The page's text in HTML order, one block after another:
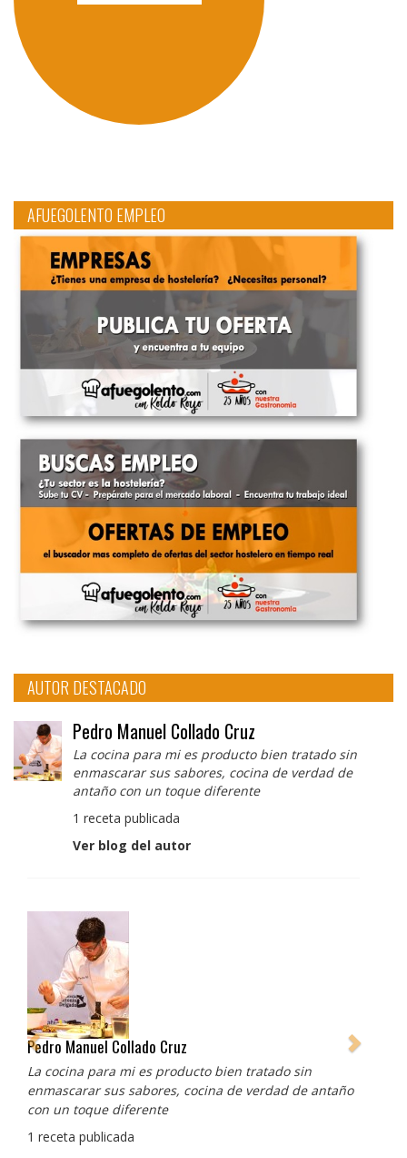
AFUEGOLENTO EMPLEO
AUTOR DESTACADO
Pedro Manuel Collado Cruz
La cocina para mi es producto bien tratado sin
enmascarar sus sabores, cocina de verdad de
antaño con un toque diferente
1 receta publicada
Ver blog del autor
Albert Adrià
Redes sociales:
https://www.instagram.com/enigma_albertadria/
https://www.instagram.com/albertadriaprojects/
3 recetas publicadas